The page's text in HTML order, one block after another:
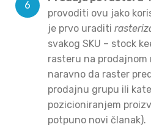
provoditi ovu jako
je prvo uraditi
svakog SKU – stock
rasteru na prodajnom
naravno da raster
prodajnu grupu ili
pozicioniranjem
potpuno